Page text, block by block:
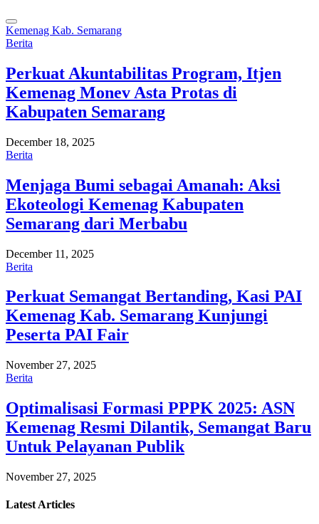
Kemenag Kab. Semarang
Berita
Perkuat Akuntabilitas Program, Itjen
Kemenag Monev Asta Protas di
Kabupaten Semarang
December 18, 2025
Berita
Menjaga Bumi sebagai Amanah: Aksi
Ekoteologi Kemenag Kabupaten
Semarang dari Merbabu
December 11, 2025
Berita
Perkuat Semangat Bertanding, Kasi PAI
Kemenag Kab. Semarang Kunjungi
Peserta PAI Fair
November 27, 2025
Berita
Optimalisasi Formasi PPPK 2025: ASN
Kemenag Resmi Dilantik, Semangat Baru
Untuk Pelayanan Publik
November 27, 2025
Latest Articles